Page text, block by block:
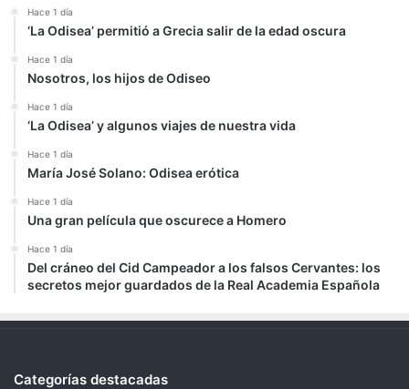
Hace 1 día
‘La Odisea’ permitió a Grecia salir de la edad oscura
Hace 1 día
Nosotros, los hijos de Odiseo
Hace 1 día
‘La Odisea’ y algunos viajes de nuestra vida
Hace 1 día
María José Solano: Odisea erótica
Hace 1 día
Una gran película que oscurece a Homero
Hace 1 día
Del cráneo del Cid Campeador a los falsos Cervantes: los
secretos mejor guardados de la Real Academia Española
Categorías destacadas